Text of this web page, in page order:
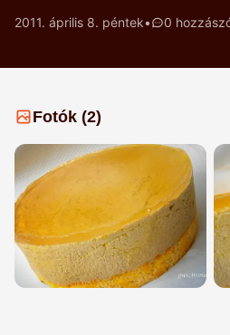
2011. április 8. péntek• 0
Fotók (2)